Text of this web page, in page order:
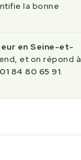
la bonne
en Seine-et-
et on répond à
01 84 80 65 91.